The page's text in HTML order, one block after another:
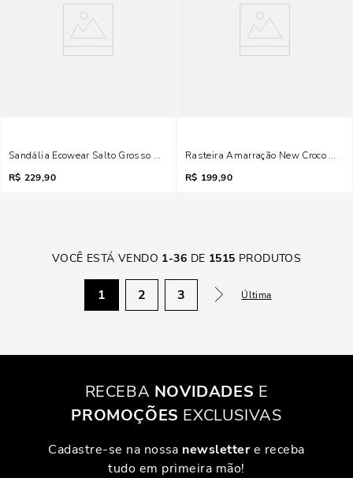
Sandália Ecowear Salto Grosso Amarelo Ankle Strap
R$ 229,90
Rasteira Amarração New Croco
R$ 199,90
VOCÊ ESTÁ VENDO 1-36 DE 1515 PRODUTOS
1 2 3 Última
RECEBA NOVIDADES E
PROMOÇÕES EXCLUSIVAS
Cadastre-se na nossa newslettere receba
tudo em primeira mão!